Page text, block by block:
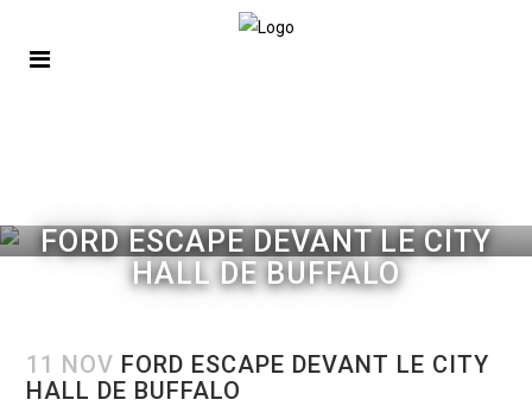
FORD ESCAPE DEVANT LE CITY
HALL DE BUFFALO
11 NOV FORD ESCAPE DEVANT LE CITY
HALL DE BUFFALO